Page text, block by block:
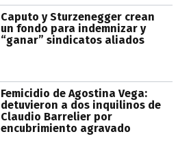
Caputo y Sturzenegger crean
un fondo para indemnizar y
“ganar” sindicatos aliados
Femicidio de Agostina Vega:
detuvieron a dos inquilinos de
Claudio Barrelier por
encubrimiento agravado